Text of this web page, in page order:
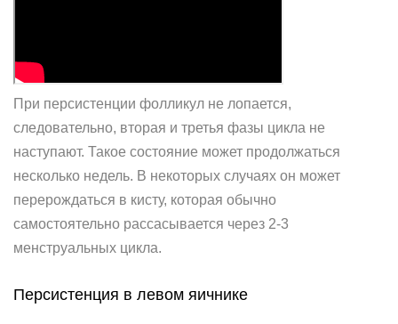
При персистенции фолликул не лопается,
следовательно, вторая и третья фазы цикла не
наступают. Такое состояние может продолжаться
несколько недель. В некоторых случаях он может
перерождаться в кисту, которая обычно
самостоятельно рассасывается через 2-3
менструальных цикла.
Персистенция в левом яичнике